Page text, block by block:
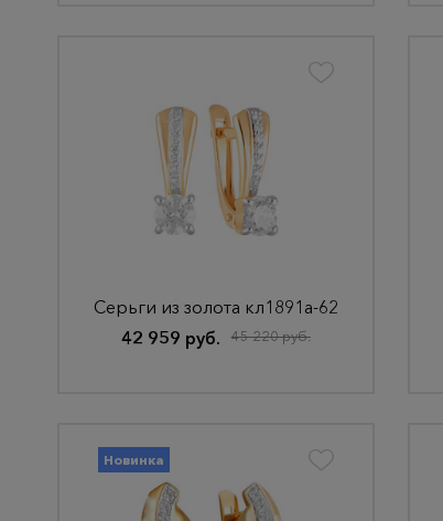
Серьги из золота кл1891а-62
42 959 руб.
45 220 руб.
Новинка